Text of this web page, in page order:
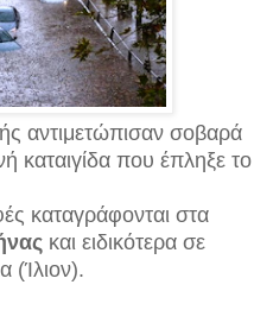
αντιμετώπισαν σοβαρά
καταιγίδα που έπληξε το
καταγράφονται στα
και ειδικότερα σε
(Ίλιον).